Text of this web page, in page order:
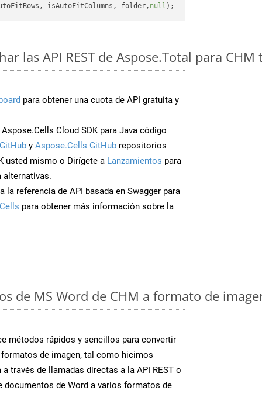
isAutoFitColumns, folder, null
las API REST de Aspose.Total para CHM
para obtener una cuota de API gratuita y
Cloud SDK para Java código
y Aspose.Cells GitHub repositorios
usted mismo o Dirígete a Lanzamientos para
alternativas.
la referencia de API basada en Swagger para
para obtener más información sobre la
de MS Word de CHM a formato de
métodos rápidos y sencillos para convertir
de imagen, tal como hicimos
través de llamadas directas a la API REST o
documentos de Word a varios formatos de